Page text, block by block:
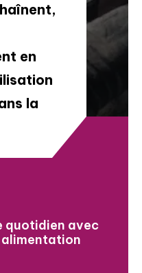
en
la
quotidien avec
alimentation